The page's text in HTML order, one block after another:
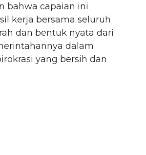
bahwa capaian ini
kerja bersama seluruh
dan bentuk nyata dari
dalam
yang bersih dan